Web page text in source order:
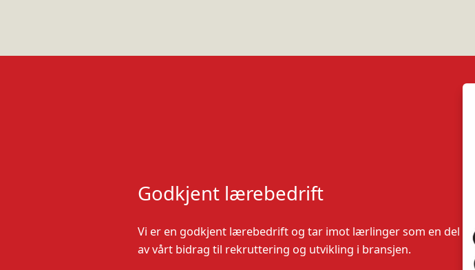
Godkjent lærebedrift
Vi er en godkjent lærebedrift og tar imot lærlinger som en del
av vårt bidrag til rekruttering og utvikling i bransjen.